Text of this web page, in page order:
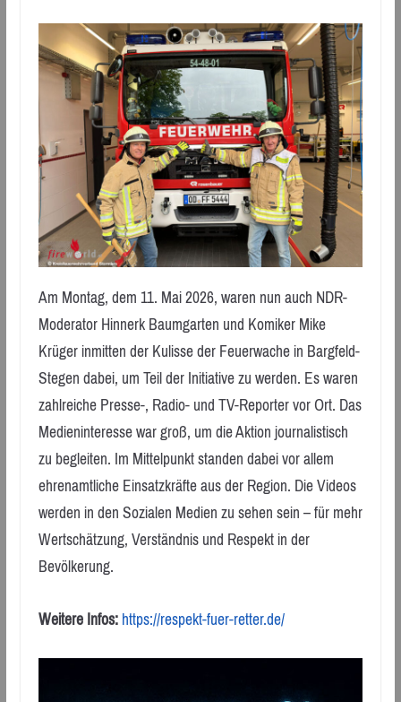
Am Montag, dem 11. Mai 2026, waren nun auch NDR-
Moderator Hinnerk Baumgarten und Komiker Mike
Krüger inmitten der Kulisse der Feuerwache in Bargfeld-
Stegen dabei, um Teil der Initiative zu werden. Es waren
zahlreiche Presse-, Radio- und TV-Reporter vor Ort. Das
Medieninteresse war groß, um die Aktion journalistisch
zu begleiten. Im Mittelpunkt standen dabei vor allem
ehrenamtliche Einsatzkräfte aus der Region. Die Videos
werden in den Sozialen Medien zu sehen sein – für mehr
Wertschätzung, Verständnis und Respekt in der
Bevölkerung.
Weitere Infos:https://respekt-fuer-retter.de/